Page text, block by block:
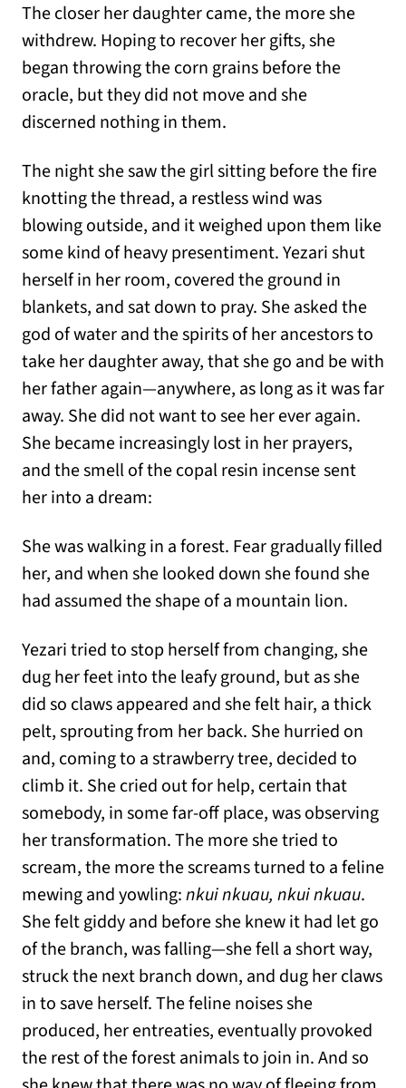
The closer her daughter came, the more she
withdrew. Hoping to recover her gifts, she
began throwing the corn grains before the
oracle, but they did not move and she
discerned nothing in them.
The night she saw the girl sitting before the fire
knotting the thread, a restless wind was
blowing outside, and it weighed upon them like
some kind of heavy presentiment. Yezari shut
herself in her room, covered the ground in
blankets, and sat down to pray. She asked the
god of water and the spirits of her ancestors to
take her daughter away, that she go and be with
her father again—anywhere, as long as it was far
away. She did not want to see her ever again.
She became increasingly lost in her prayers,
and the smell of the copal resin incense sent
her into a dream:
She was walking in a forest. Fear gradually filled
her, and when she looked down she found she
had assumed the shape of a mountain lion.
Yezari tried to stop herself from changing, she
dug her feet into the leafy ground, but as she
did so claws appeared and she felt hair, a thick
pelt, sprouting from her back. She hurried on
and, coming to a strawberry tree, decided to
climb it. She cried out for help, certain that
somebody, in some far-off place, was observing
her transformation. The more she tried to
scream, the more the screams turned to a feline
mewing and yowling:nkui nkuau, nkui nkuau.
She felt giddy and before she knew it had let go
of the branch, was falling—she fell a short way,
struck the next branch down, and dug her claws
in to save herself. The feline noises she
produced, her entreaties, eventually provoked
the rest of the forest animals to join in. And so